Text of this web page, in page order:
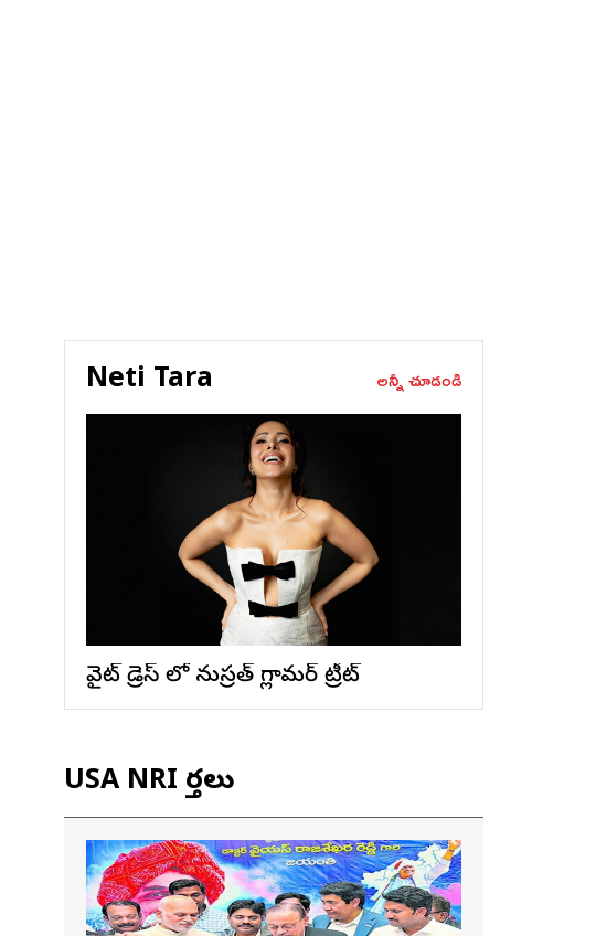
Neti Tara అన్నీ చూడండి
వైట్ డ్రెస్ లో నుస్ర‌త్ గ్లామ‌ర్ ట్రీట్
USA NRI వార్తలు